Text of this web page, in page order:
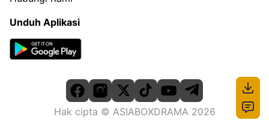
Unduh Aplikasi
Hak cipta © ASIABOXDRAMA 2026